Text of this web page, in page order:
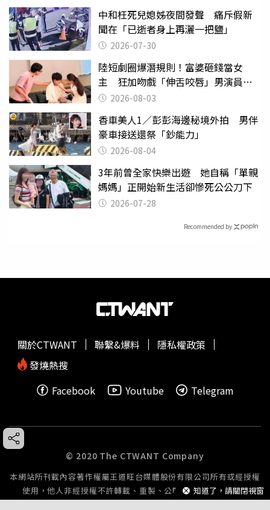
中和枉死兒媳姊夜間發聲 痛斥假新
聞在「已逝者身上再灑一把鹽」
2026-07-30
陸短劇圈爆潛規則！富婆砸錢當女
主 狂加吻戲「伸舌咬唇」男演員崩
潰 2026-08-03
香車美人1／彭彭海邊秘境外拍 男伴
豪車接送還祭「鈔能力」
2026-08-04
3年前曾全家快樂出遊 她自稱「單親
媽媽」正開始新生活卻慘死公公刀下
2026-07-28
Recommended by
知道了，請關閉視窗
關於CTWANT 聯繫&爆料
隱私權政策
發燒熱搜
Facebook
Youtube Telegram
© 2020 The CTWANT Company
本網站所刊載內容著作權屬王道旺台媒體股份有限公司所有或經授權
使用，他人非經授權不許轉載、重製、公開播送或公開傳輸。